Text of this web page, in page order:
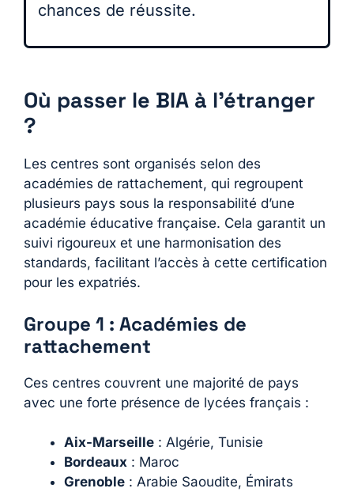
chances de réussite.
Où passer le BIA à l’étranger
?
Les centres sont organisés selon des
académies de rattachement, qui regroupent
plusieurs pays sous la responsabilité d’une
académie éducative française. Cela garantit un
suivi rigoureux et une harmonisation des
standards, facilitant l’accès à cette certification
pour les expatriés.
Groupe 1 : Académies de
rattachement
Ces centres couvrent une majorité de pays
avec une forte présence de lycées français :
Aix-Marseille : Algérie, Tunisie
Bordeaux : Maroc
Grenoble : Arabie Saoudite, Émirats